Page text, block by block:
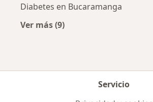
Diabetes en Bucaramanga
Ver más (9)
Servicio